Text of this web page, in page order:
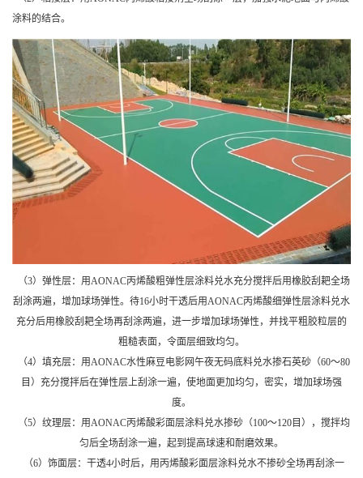
涂料的结合。
（3）弹性层：用AONAC丙烯酸粗弹性层涂料兑水充分搅拌后用橡胶刮耙全场
刮涂两遍，增加球场弹性。待16小时干透后用AONAC丙烯酸细弹性层涂料兑水
充分后用橡胶刮耙全场再刮涂两遍，进一步增加球场弹性，并找平粗胶粒层的
粗糙表面，令面层细致均匀。
（4）填充层：用AONAC水性麻豆电影网午夜无码底料兑水掺石英砂（60～80
目）充分搅拌后在弹性层上刮涂一遍，使地面更加均匀，密实，增加球场强
度。
（5）纹理层：用AONAC丙烯酸彩面层涂料兑水掺砂（100～120目），搅拌均
匀后全场刮涂一遍，起到提高球速和耐磨效果。
（6）饰面层：干透4小时后，用丙烯酸彩面层涂料兑水不掺砂全场再刮涂一